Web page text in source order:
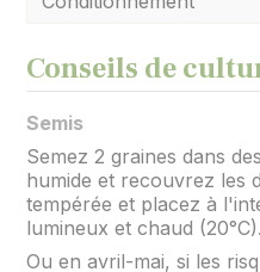
Conseils de
Semis
Semez 2 graines dans
humide et recouvrez les
tempérée et placez à
lumineux et chaud (20°C).
Ou en avril-mai, si les